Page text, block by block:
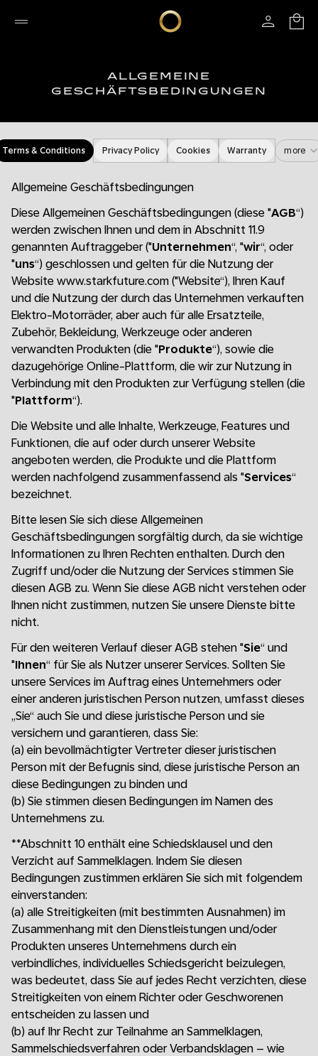
ALLGEMEINE
GESCHÄFTSBEDINGUNGEN
Terms & Conditions Privacy Policy Cookies Warranty more
Allgemeine Geschäftsbedingungen
Diese Allgemeinen Geschäftsbedingungen (diese "AGB“)
werden zwischen Ihnen und dem in Abschnitt 11.9
genannten Auftraggeber ("Unternehmen“, "wir“, oder
"uns“) geschlossen und gelten für die Nutzung der
Website www.starkfuture.com ("Website“), Ihren Kauf
und die Nutzung der durch das Unternehmen verkauften
Elektro-Motorräder, aber auch für alle Ersatzteile,
Zubehör, Bekleidung, Werkzeuge oder anderen
verwandten Produkten (die "Produkte“), sowie die
dazugehörige Online-Plattform, die wir zur Nutzung in
Verbindung mit den Produkten zur Verfügung stellen (die
"Plattform“).
Die Website und alle Inhalte, Werkzeuge, Features und
Funktionen, die auf oder durch unserer Website
angeboten werden, die Produkte und die Plattform
werden nachfolgend zusammenfassend als "Services“
bezeichnet.
Bitte lesen Sie sich diese Allgemeinen
Geschäftsbedingungen sorgfältig durch, da sie wichtige
Informationen zu Ihren Rechten enthalten. Durch den
Zugriff und/oder die Nutzung der Services stimmen Sie
diesen AGB zu. Wenn Sie diese AGB nicht verstehen oder
Ihnen nicht zustimmen, nutzen Sie unsere Dienste bitte
nicht.
Für den weiteren Verlauf dieser AGB stehen "Sie“ und
"Ihnen“ für Sie als Nutzer unserer Services. Sollten Sie
unsere Services im Auftrag eines Unternehmers oder
einer anderen juristischen Person nutzen, umfasst dieses
„Sie“ auch Sie und diese juristische Person und sie
versichern und garantieren, dass Sie:
(a) ein bevollmächtigter Vertreter dieser juristischen
Person mit der Befugnis sind, diese juristische Person an
diese Bedingungen zu binden und
(b) Sie stimmen diesen Bedingungen im Namen des
Unternehmens zu.
**Abschnitt 10 enthält eine Schiedsklausel und den
Verzicht auf Sammelklagen. Indem Sie diesen
Bedingungen zustimmen erklären Sie sich mit folgendem
einverstanden:
(a) alle Streitigkeiten (mit bestimmten Ausnahmen) im
Zusammenhang mit den Dienstleistungen und/oder
Produkten unseres Unternehmens durch ein
verbindliches, individuelles Schiedsgericht beizulegen,
was bedeutet, dass Sie auf jedes Recht verzichten, diese
Streitigkeiten von einem Richter oder Geschworenen
entscheiden zu lassen und
(b) auf Ihr Recht zur Teilnahme an Sammelklagen,
Sammelschiedsverfahren oder Verbandsklagen – wie